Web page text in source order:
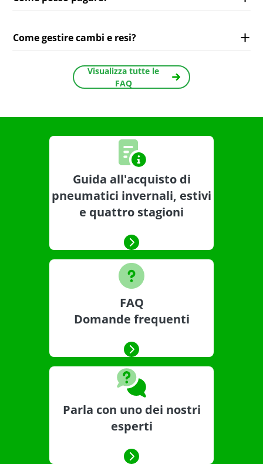
Come gestire cambi e resi?
Visualizza tutte le
FAQ
Guida all'acquisto di
pneumatici invernali, estivi
e quattro stagioni
FAQ
Domande frequenti
Parla con uno dei nostri
esperti